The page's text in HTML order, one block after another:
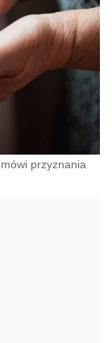
przyznania